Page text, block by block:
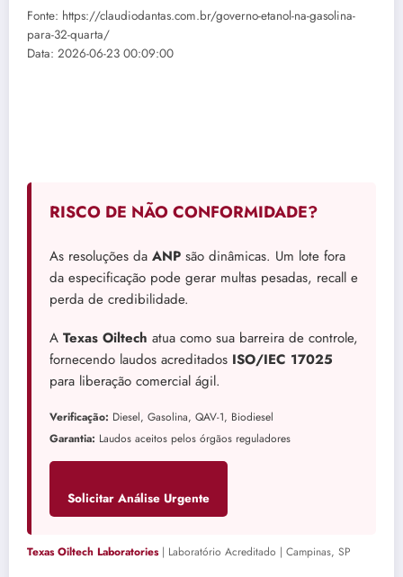
Fonte: https://claudiodantas.com.br/governo-etanol-na-gasolina-
para-32-quarta/
Data: 2026-06-23 00:09:00
RISCO DE NÃO CONFORMIDADE?
As resoluções da ANP são dinâmicas. Um lote fora
da especificação pode gerar multas pesadas, recall e
perda de credibilidade.
A Texas Oiltech atua como sua barreira de controle,
fornecendo laudos acreditados ISO/IEC 17025
para liberação comercial ágil.
Verificação: Diesel, Gasolina, QAV-1, Biodiesel
Garantia: Laudos aceitos pelos órgãos reguladores
Solicitar Análise Urgente
Texas Oiltech Laboratories| Laboratório Acreditado | Campinas, SP